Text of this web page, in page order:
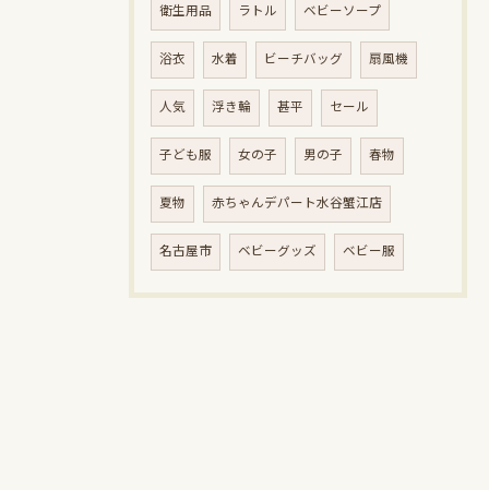
衛生用品 ラトル ベビーソープ
浴衣 水着 ビーチバッグ 扇風機
人気 浮き輪 甚平 セール
子ども服 女の子 男の子 春物
夏物 赤ちゃんデパート水谷蟹江店
名古屋市 ベビーグッズ ベビー服